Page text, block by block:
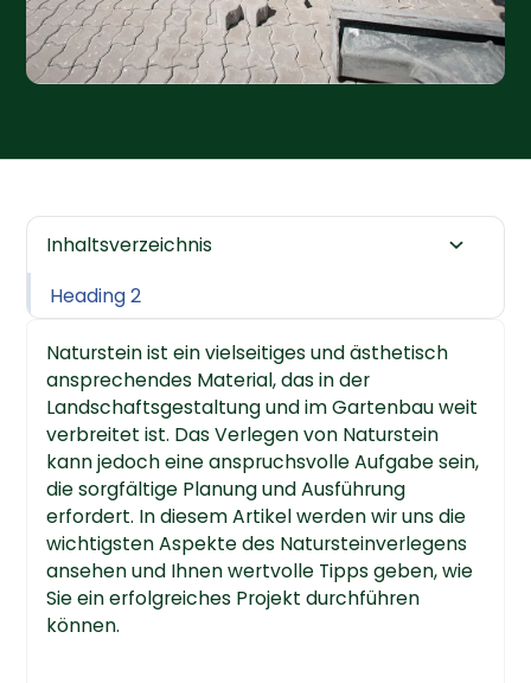
Inhaltsverzeichnis
Heading 2
Naturstein ist ein vielseitiges und ästhetisch
ansprechendes Material, das in der
Landschaftsgestaltung und im Gartenbau weit
verbreitet ist. Das Verlegen von Naturstein
kann jedoch eine anspruchsvolle Aufgabe sein,
die sorgfältige Planung und Ausführung
erfordert. In diesem Artikel werden wir uns die
wichtigsten Aspekte des Natursteinverlegens
ansehen und Ihnen wertvolle Tipps geben, wie
Sie ein erfolgreiches Projekt durchführen
können.